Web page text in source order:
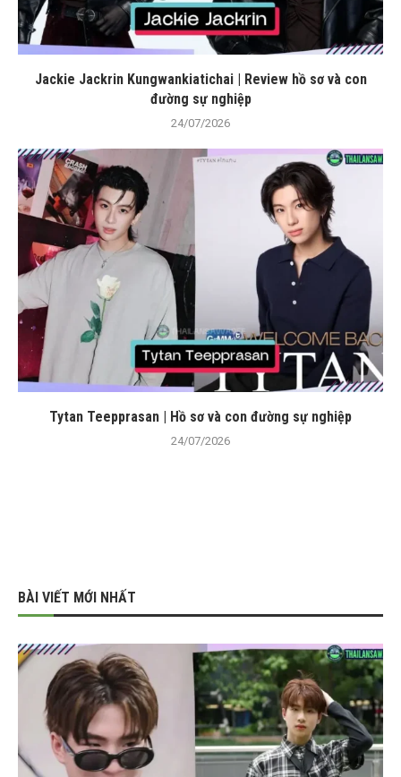
Jackie Jackrin Kungwankiatichai | Review hồ sơ và con
đường sự nghiệp
24/07/2026
Tytan Teepprasan | Hồ sơ và con đường sự nghiệp
24/07/2026
BÀI VIẾT MỚI NHẤT